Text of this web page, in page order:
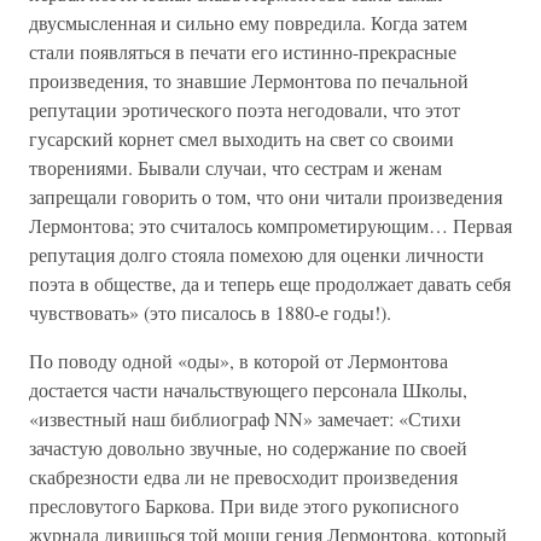
двусмысленная и сильно ему повредила. Когда затем
стали появляться в печати его истинно-прекрасные
произведения, то знавшие Лермонтова по печальной
репутации эротического поэта негодовали, что этот
гусарский корнет смел выходить на свет со своими
творениями. Бывали случаи, что сестрам и женам
запрещали говорить о том, что они читали произведения
Лермонтова; это считалось компрометирующим… Первая
репутация долго стояла помехою для оценки личности
поэта в обществе, да и теперь еще продолжает давать себя
чувствовать» (это писалось в 1880-е годы!).
По поводу одной «оды», в которой от Лермонтова
достается части начальствующего персонала Школы,
«известный наш библиограф NN» замечает: «Стихи
зачастую довольно звучные, но содержание по своей
скабрезности едва ли не превосходит произведения
пресловутого Баркова. При виде этого рукописного
журнала дивишься той мощи гения Лермонтова, который